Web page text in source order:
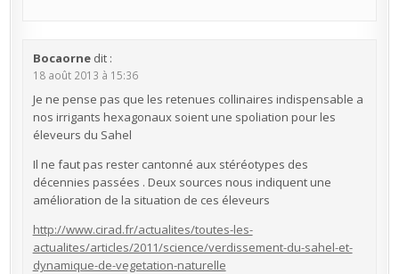
Bocaorne dit :
18 août 2013 à 15:36
Je ne pense pas que les retenues collinaires indispensable a
nos irrigants hexagonaux soient une spoliation pour les
éleveurs du Sahel
Il ne faut pas rester cantonné aux stéréotypes des
décennies passées . Deux sources nous indiquent une
amélioration de la situation de ces éleveurs
http://www.cirad.fr/actualites/toutes-les-
actualites/articles/2011/science/verdissement-du-sahel-et-
dynamique-de-vegetation-naturelle